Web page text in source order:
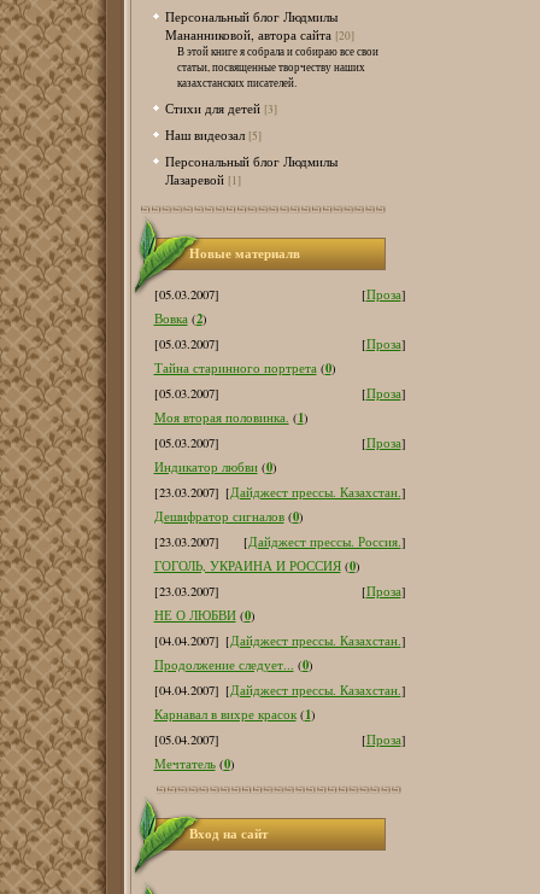
Персональный блог Людмилы
Мананниковой, автора сайта [20]
В этой книге я собрала и собираю все свои
статьи, посвященные творчеству наших
казахстанских писателей.
Стихи для детей [3]
Наш видеозал [5]
Персональный блог Людмилы
Лазаревой [1]
Новые материалв
[05.03.2007] [Проза]
Вовка (2)
[05.03.2007]
[Проза]
Тайна старинного портрета (0)
[05.03.2007]
[Проза]
Моя вторая половинка. (1)
[05.03.2007]
[Проза]
Индикатор любви (0)
[23.03.2007] [Дайджест прессы. Казахстан.]
Дешифратор сигналов (0)
[23.03.2007]
[Дайджест прессы. Россия.]
ГОГОЛЬ, УКРАИНА И РОССИЯ (0)
[23.03.2007]
[Проза]
НЕ О ЛЮБВИ (0)
[04.04.2007] [Дайджест прессы. Казахстан.]
Продолжение следует... (0)
[04.04.2007] [Дайджест прессы. Казахстан.]
Карнавал в вихре красок (1)
[05.04.2007]
[Проза]
Мечтатель (0)
Вход на сайт